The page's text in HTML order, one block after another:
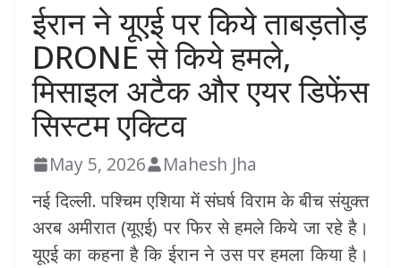
ईरान ने यूएई पर किये ताबड़तोड़
DRONE से किये हमले,
मिसाइल अटैक और एयर डिफेंस
सिस्टम एक्टिव
May 5, 2026
Mahesh Jha
नई दिल्ली. पश्चिम एशिया में संघर्ष विराम के बीच संयुक्त
अरब अमीरात (यूएई) पर फिर से हमले किये जा रहे है।
यूएई का कहना है कि ईरान ने उस पर हमला किया है।